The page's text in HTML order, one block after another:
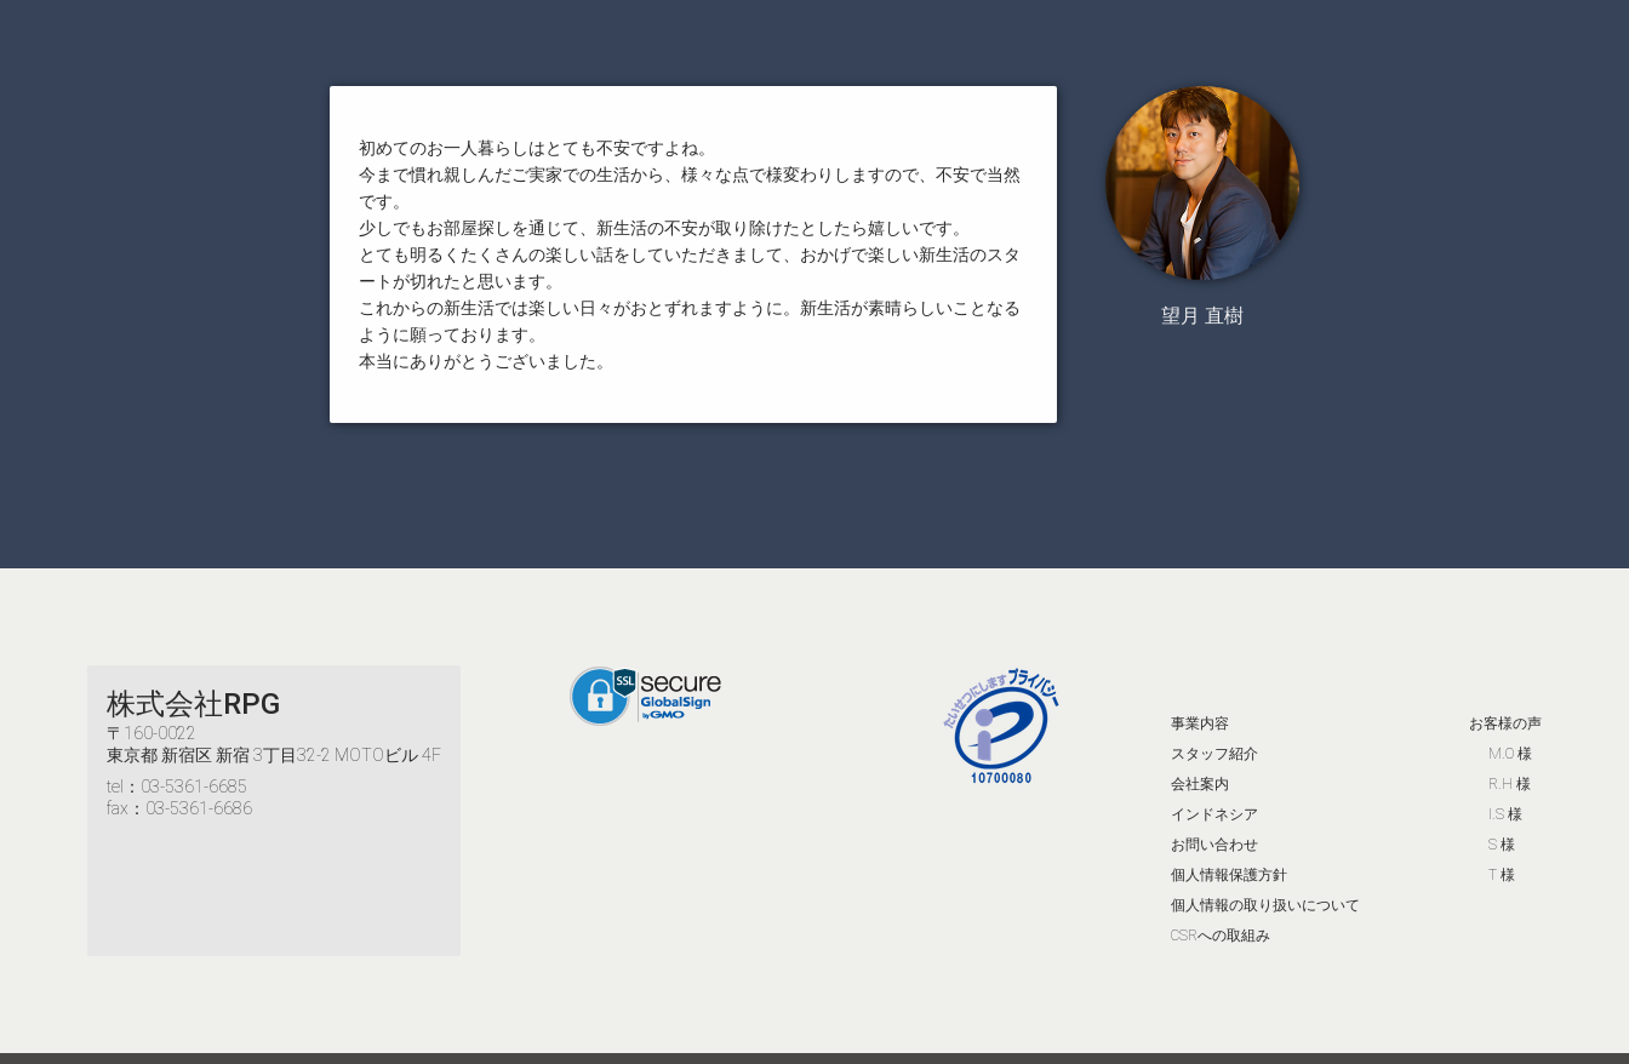
望月 直樹
初めてのお一人暮らしはとても不安ですよね。
今まで慣れ親しんだご実家での生活から、様々な点で様変わりしますので、不安で当然
です。
少しでもお部屋探しを通じて、新生活の不安が取り除けたとしたら嬉しいです。
とても明るくたくさんの楽しい話をしていただきまして、おかげで楽しい新生活のスタ
ートが切れたと思います。
これからの新生活では楽しい日々がおとずれますように。新生活が素晴らしいことなる
ように願っております。
本当にありがとうございました。
株式会社RPG
〒160-0022
東京都 新宿区 新宿 3丁目32-2 MOTOビル 4F
tel：03-5361-6685
fax：03-5361-6686
事業内容
スタッフ紹介
会社案内
インドネシア
お問い合わせ
個人情報保護方針
個人情報の取り扱いについて
CSRへの取組み
お客様の声
M.O 様
R.H 様
I.S 様
S 様
T 様